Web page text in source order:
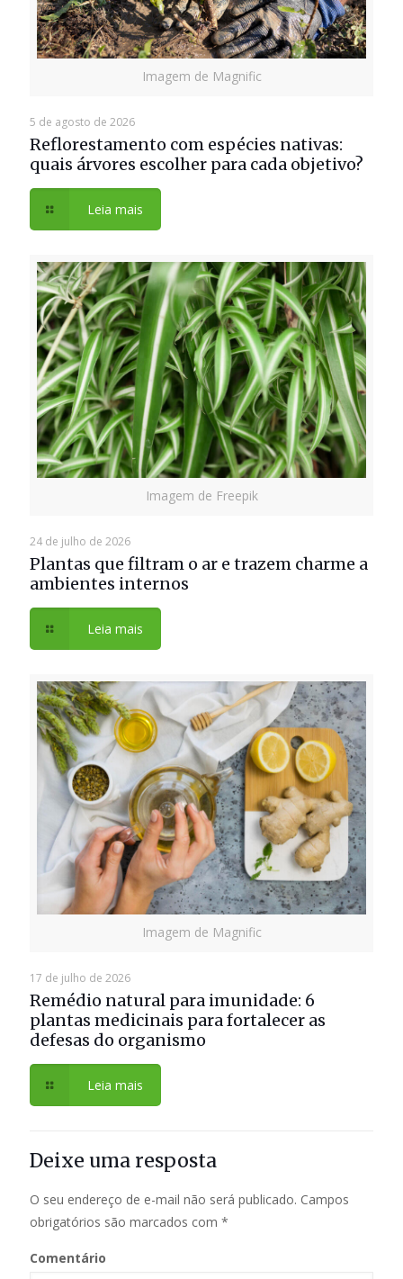
Imagem de Magnific
5 de agosto de 2026
Reflorestamento com espécies nativas:
quais árvores escolher para cada objetivo?
Leia mais
Imagem de Freepik
24 de julho de 2026
Plantas que filtram o ar e trazem charme a
ambientes internos
Leia mais
Imagem de Magnific
17 de julho de 2026
Remédio natural para imunidade: 6
plantas medicinais para fortalecer as
defesas do organismo
Leia mais
Deixe uma resposta
O seu endereço de e-mail não será publicado. Campos
obrigatórios são marcados com *
Comentário